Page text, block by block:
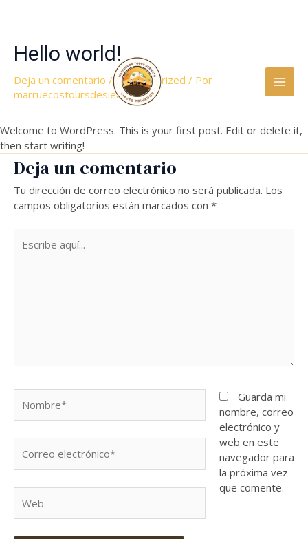
contenido
Hello world!
Deja un comentario / Uncategorized / Por
marruecostoursdesierto
Welcome to WordPress. This is your first post. Edit or delete it,
then start writing!
Deja un comentario
Tu dirección de correo electrónico no será publicada. Los
campos obligatorios están marcados con *
aquí...
electrónico*
Guarda mi
nombre, correo
electrónico y
web en este
navegador para
la próxima vez
que comente.